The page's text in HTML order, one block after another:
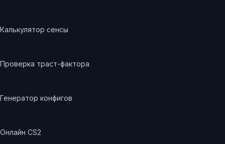
Калькулятор сенсы
Проверка траст-фактора
Генератор конфигов
Онлайн CS2